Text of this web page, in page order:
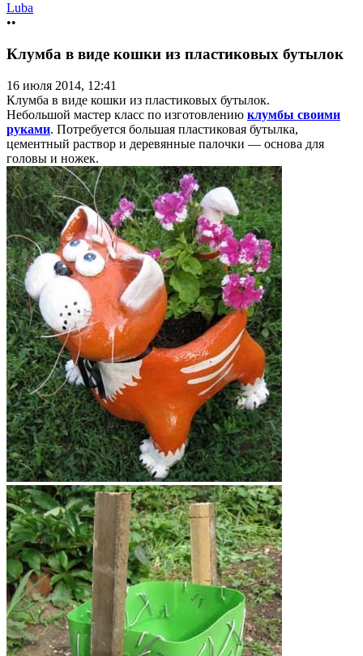
Luba
••
Клумба в виде кошки из пластиковых бутылок
16 июля 2014, 12:41
Клумба в виде кошки из пластиковых бутылок.
Небольшой мастер класс по изготовлению клумбы своими
руками. Потребуется большая пластиковая бутылка,
цементный раствор и деревянные палочки — основа для
головы и ножек.